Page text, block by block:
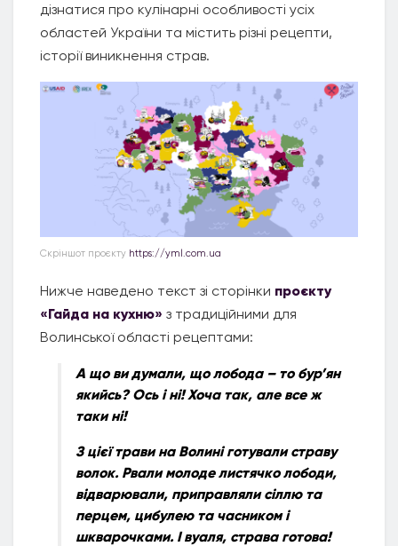
дізнатися про кулінарні особливості усіх
областей України та містить різні рецепти,
історії виникнення страв.
Скріншот проєкту https://yml.com.ua
Нижче наведено текст зі сторінки проєкту
«Гайда на кухню» з традиційними для
Волинської області рецептами:
А що ви думали, що лобода – то бур’ян
якийсь? Ось і ні! Хоча так, але все ж
таки ні!
З цієї трави на Волині готували страву
волок. Рвали молоде листячко лободи,
відварювали, приправляли сіллю та
перцем, цибулею та часником і
шкварочками. І вуаля, страва готова!